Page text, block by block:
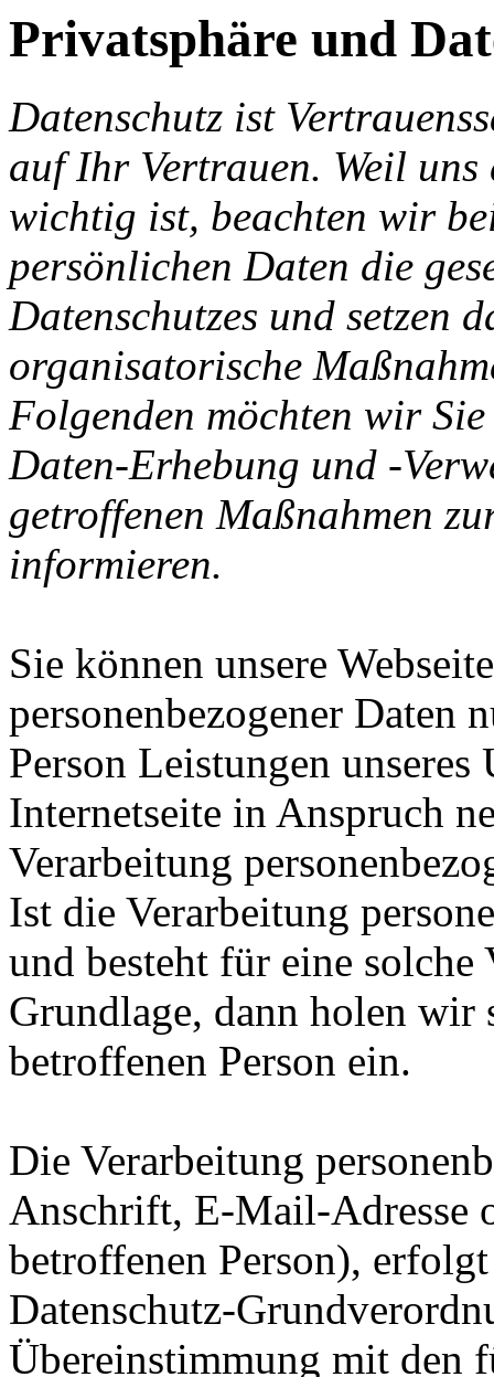
Privatsphäre und
Datenschutz ist
auf Ihr Vertrauen. Weil
wichtig ist, beachten wir
persönlichen Daten die
Datenschutzes und setzen
organisatorische
Folgenden möchten wir
Daten-Erhebung und -
getroffenen Maßnahmen
informieren.
Sie können unsere
personenbezogener Daten
Person Leistungen unseres
Internetseite in Anspruch
Verarbeitung
Ist die Verarbeitung
und besteht für eine solche
Grundlage, dann holen
betroffenen Person ein.
Die Verarbeitung
Anschrift, E-Mail-Adresse
betroffenen Person),
Datenschutz-
Übereinstimmung mit den